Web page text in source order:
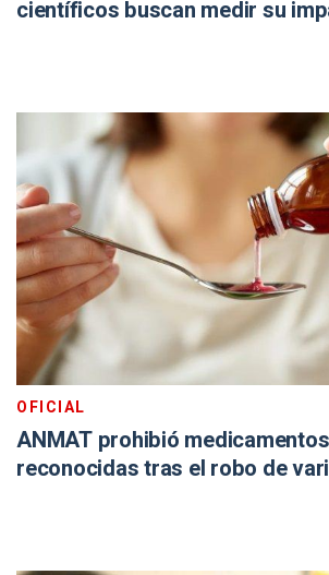
científicos buscan medir su
OFICIAL
ANMAT prohibió
reconocidas tras el robo de